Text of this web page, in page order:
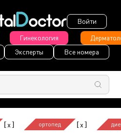
Войти
Гинекология
Эксперты Все номера
[x] ортопед [x]